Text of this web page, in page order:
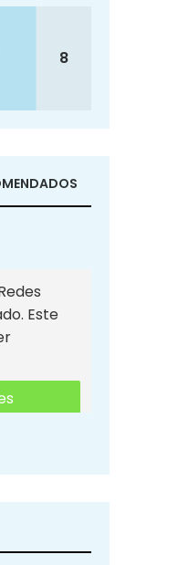
8
Este